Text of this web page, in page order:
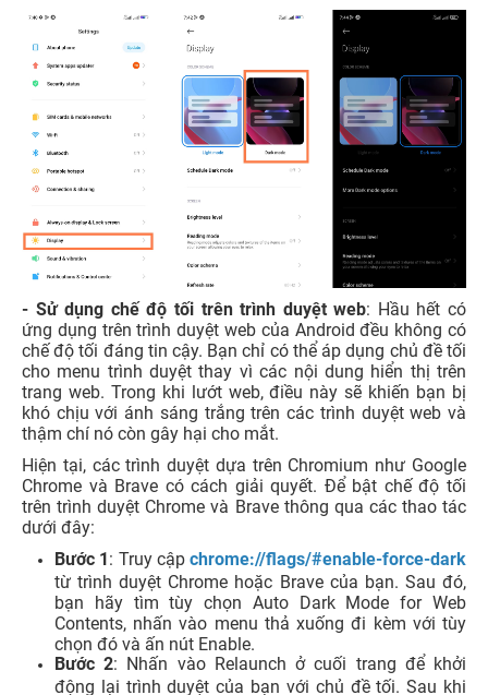
- Sử dụng chế độ tối trên trình duyệt web: Hầu hết có
ứng dụng trên trình duyệt web của Android đều không có
chế độ tối đáng tin cậy. Bạn chỉ có thể áp dụng chủ đề tối
cho menu trình duyệt thay vì các nội dung hiển thị trên
trang web. Trong khi lướt web, điều này sẽ khiến bạn bị
khó chịu với ánh sáng trắng trên các trình duyệt web và
thậm chí nó còn gây hại cho mắt.
Hiện tại, các trình duyệt dựa trên Chromium như Google
Chrome và Brave có cách giải quyết. Để bật chế độ tối
trên trình duyệt Chrome và Brave thông qua các thao tác
dưới đây:
Bước 1: Truy cập chrome://flags/#enable-force-dark
từ trình duyệt Chrome hoặc Brave của bạn. Sau đó,
bạn hãy tìm tùy chọn Auto Dark Mode for Web
Contents, nhấn vào menu thả xuống đi kèm với tùy
chọn đó và ấn nút Enable.
Bước 2: Nhấn vào Relaunch ở cuối trang để khởi
động lại trình duyệt của bạn với chủ đề tối. Sau khi